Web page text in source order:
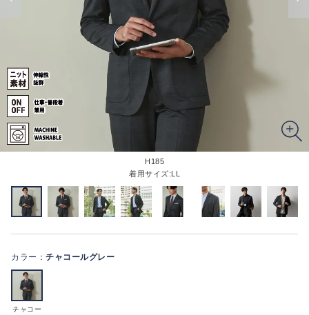
H185
着用サイズ:LL
カラー： チャコールグレー
チャコー